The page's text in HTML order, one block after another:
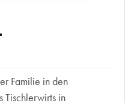
Familie in den
Tischlerwirts in